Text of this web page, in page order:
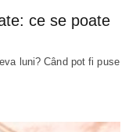
ce se poate
luni? Când pot fi puse